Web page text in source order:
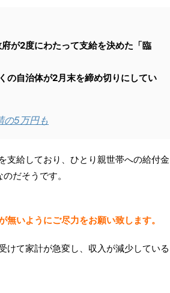
が2度にわたって支給を決めた「臨
の自治体が2月末を締め切りにしてい
5万円も
支給しており、ひとり親世帯への給付金
だそうです。
いようにご尽力をお願い致します。
けて家計が急変し、収入が減少している